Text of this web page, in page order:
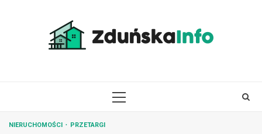
PRIMARY
NIERUCHOMOŚCI PRZETARGI